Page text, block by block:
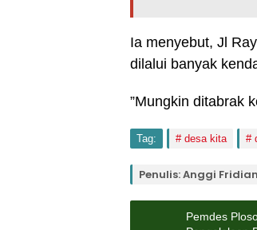
Ia menyebut, Jl
dilalui banyak
”Mungkin ditabrak
Tag: desa kita
Penulis: Anggi
Pemdes